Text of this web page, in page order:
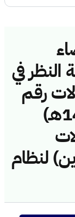
النظر في
رقم
(4374236/ق/1443هـ)
لنظام